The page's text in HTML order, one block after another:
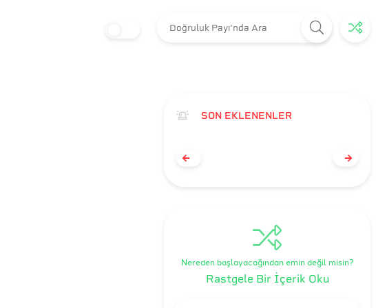
SON EKLENENLER
Nereden başlayacağından emin değil misin?
Rastgele Bir İçerik Oku